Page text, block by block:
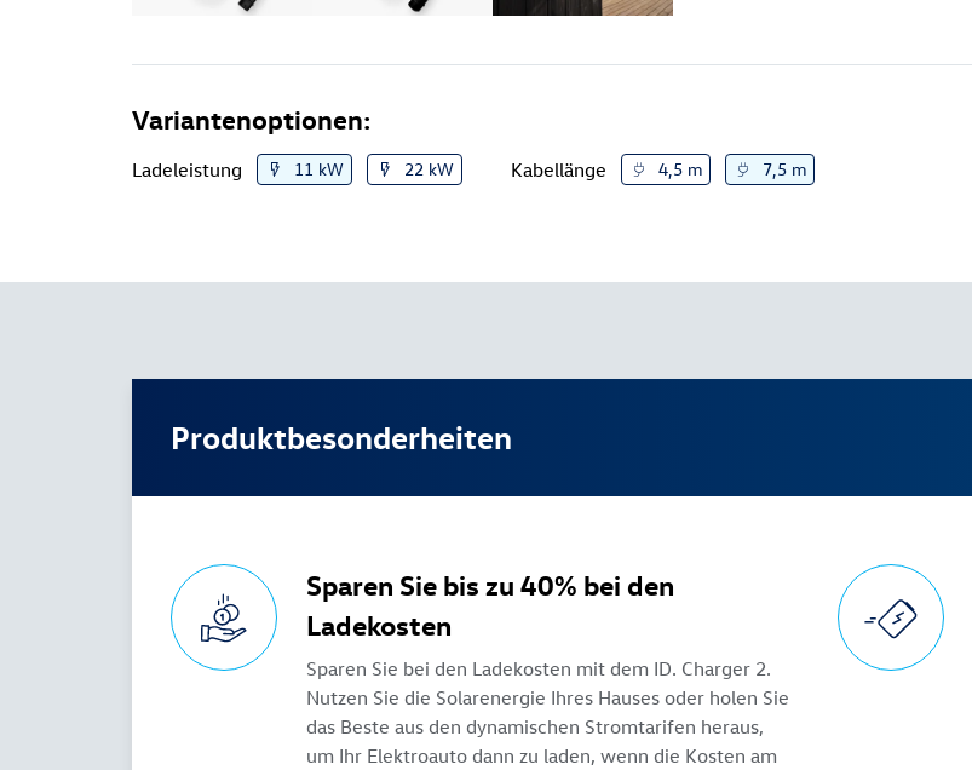
Variantenoptionen:
Ladeleistung 11 kW 22 kW Kabellänge 4,5 m 7,5 m
Produktbesonderheiten
Sparen Sie bis zu 40% bei den
Ladekosten
Sparen Sie bei den Ladekosten mit dem ID. Charger 2.
Nutzen Sie die Solarenergie Ihres Hauses oder holen Sie
das Beste aus den dynamischen Stromtarifen heraus,
um Ihr Elektroauto dann zu laden, wenn die Kosten am